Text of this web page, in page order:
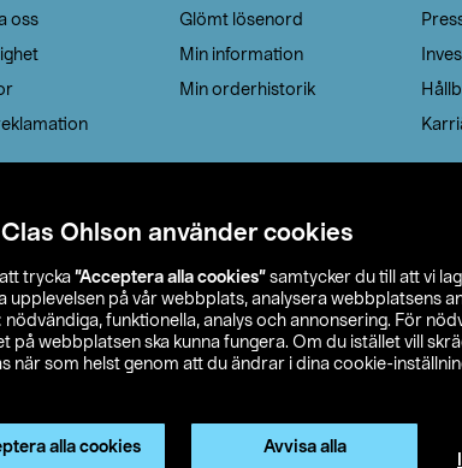
Ohlson använder cookies
trycka ”Acceptera alla cookies” samtycker du till att vi
upplevelsen på vår webbplats, analysera webbplatsens
nödvändiga, funktionella, analys och annonsering. För
på webbplatsen ska kunna fungera. Om du istället vill
när som helst genom att du ändrar i dina cookie-
alla cookies Avvisa alla
oss Glömt lösenord
Min information
Min orderhistorik